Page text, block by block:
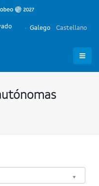
Galego Castellano